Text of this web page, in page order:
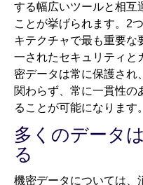
する幅広いツールと相互
ことが挙げられます。2
キテクチャで最も重要な
一されたセキュリティと
密データは常に保護され
関わらず、常に一貫性の
ることが可能になります。
多くのデータ
る
機密データについては、